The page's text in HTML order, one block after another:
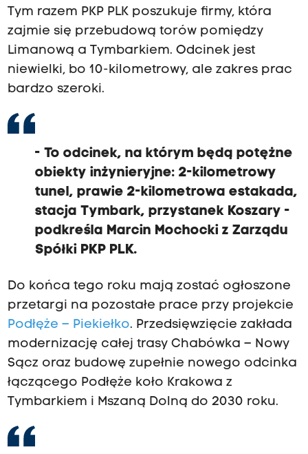
Tym razem PKP PLK poszukuje firmy, która
zajmie się przebudową torów pomiędzy
Limanową a Tymbarkiem. Odcinek jest
niewielki, bo 10-kilometrowy, ale zakres prac
bardzo szeroki.
- To odcinek, na którym będą potężne
obiekty inżynieryjne: 2-kilometrowy
tunel, prawie 2-kilometrowa estakada,
stacja Tymbark, przystanek Koszary -
podkreśla Marcin Mochocki z Zarządu
Spółki PKP PLK.
Do końca tego roku mają zostać ogłoszone
przetargi na pozostałe prace przy projekcie
Podłęże – Piekiełko. Przedsięwzięcie zakłada
modernizację całej trasy Chabówka – Nowy
Sącz oraz budowę zupełnie nowego odcinka
łączącego Podłęże koło Krakowa z
Tymbarkiem i Mszaną Dolną do 2030 roku.